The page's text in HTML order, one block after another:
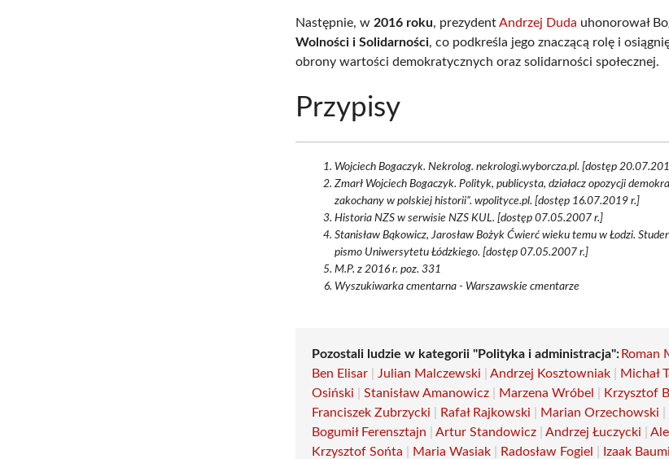
Następnie, w 2016 roku, prezydentAndrzej Duda uhonorował
Wolności i Solidarności, co podkreśla jego znaczącą rolę i
obrony wartości demokratycznych oraz solidarności społecznej.
Przypisy
Wojciech Bogaczyk. Nekrolog. nekrologi.wyborcza.pl. [dostęp
Zmarł Wojciech Bogaczyk. Polityk, publicysta, działacz opozycji
zakochany w polskiej historii”. wpolityce.pl. [dostęp 16.07.2019 r.]
Historia NZS w serwisie NZS KUL. [dostęp 07.05.2007 r.]
Stanisław Bąkowicz, Jarosław Bożyk Ćwierć wieku temu w Łodzi.
pismo Uniwersytetu Łódzkiego. [dostęp 07.05.2007 r.]
M.P. z 2016 r. poz. 331
Wyszukiwarka cmentarna - Warszawskie cmentarze
Pozostali ludzie w kategorii "Polityka i administracja":Roman
Ben Elisar
Julian Malczewski |Andrzej Kosztowniak
Michał
Osiński |Stanisław Amanowicz Marzena Wróbel Krzysztof
Franciszek Zubrzycki
Rafał Rajkowski Marian Orzechowski
Bogumił Ferensztajn |Artur Standowicz |Andrzej Łuczycki |
Krzysztof Sońta
Maria Wasiak Radosław Fogiel Izaak